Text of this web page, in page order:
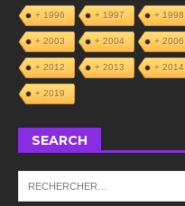
+ 1996 + 1997 + 1998
+ 2003 + 2004 + 2006
+ 2012 + 2013 + 2014
+ 2019
SEARCH